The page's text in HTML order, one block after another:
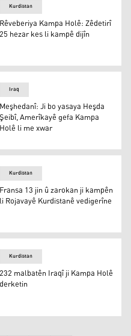
25 hezar kes li kampê
Kurdistan
Rêveberiya Kampa Holê: Zêdetirî
25 hezar kes li kampê dijîn
Şeibî, Amerîkayê gefa
Iraq
Meşhedanî: Ji bo yasaya Heşda
Şeibî, Amerîkayê gefa Kampa
Holê li me xwar
li Rojavayê
Kurdistan
Fransa 13 jin û zarokan ji kampên
li Rojavayê Kurdistanê vedigerîne
Holê derketin
Kurdistan
232 malbatên Iraqî ji Kampa Holê
derketin